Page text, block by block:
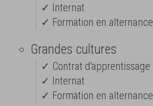
✓ Internat
✓ Formation en alternance
Grandes cultures
✓ Contrat d'apprentissage
✓ Internat
✓ Formation en alternance